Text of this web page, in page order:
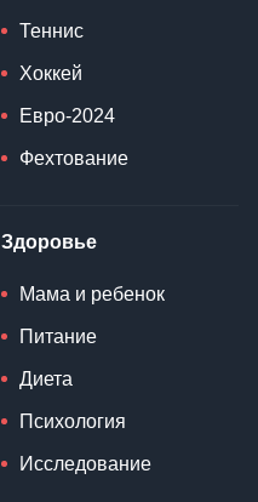
Теннис
Хоккей
Евро-2024
Фехтование
Здоровье
Мама и ребенок
Питание
Диета
Психология
Исследование